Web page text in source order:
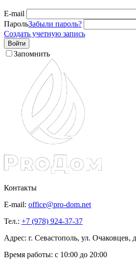
E-mail
ПарольЗабыли пароль?
Создать учетную запись
Войти
Запомнить
Контакты
E-mail: office@pro-dom.net
Тел.: +7 (978) 924-37-37
Адрес: г. Севастополь, ул. Очаковцев,
Время работы: с 10:00 до 20:00